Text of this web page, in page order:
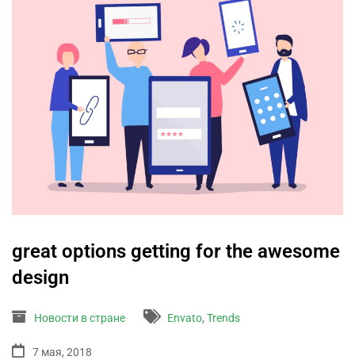
great options getting for the awesome
design
Новости в стране Envato, Trends
7 мая, 2018